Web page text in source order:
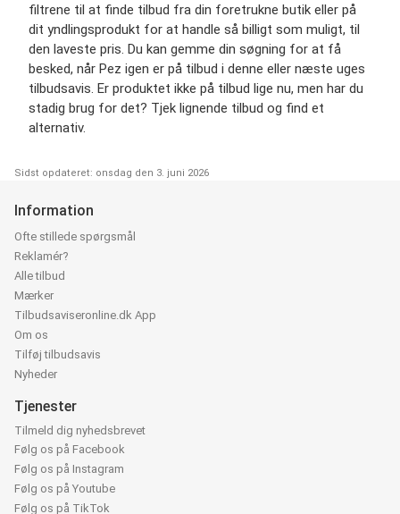
filtrene til at finde tilbud fra din foretrukne butik eller på
dit yndlingsprodukt for at handle så billigt som muligt, til
den laveste pris. Du kan gemme din søgning for at få
besked, når Pez igen er på tilbud i denne eller næste uges
tilbudsavis. Er produktet ikke på tilbud lige nu, men har du
stadig brug for det? Tjek lignende tilbud og find et
alternativ.
Sidst opdateret: onsdag den 3. juni 2026
Information
Ofte stillede spørgsmål
Reklamér?
Alle tilbud
Mærker
Tilbudsaviseronline.dk App
Om os
Tilføj tilbudsavis
Nyheder
Tjenester
Tilmeld dig nyhedsbrevet
Følg os på Facebook
Følg os på Instagram
Følg os på Youtube
Følg os på TikTok